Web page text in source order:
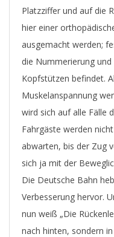
Platzziffer und auf die
hier einer
ausgemacht werden;
die Nummerierung
Kopfstützen befindet.
Muskelanspannung
wird sich auf alle Fälle
Fahrgäste werden
abwarten, bis der Zug
sich ja mit der
Die Deutsche Bahn
Verbesserung hervor.
nun weiß „Die
nach hinten, sondern